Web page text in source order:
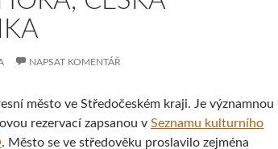
NAPSAT KOMENTÁŘ
město ve Středočeském kraji. Je významnou
rezervací zapsanou v Seznamu kulturního
. Město se ve středověku proslavilo zejména